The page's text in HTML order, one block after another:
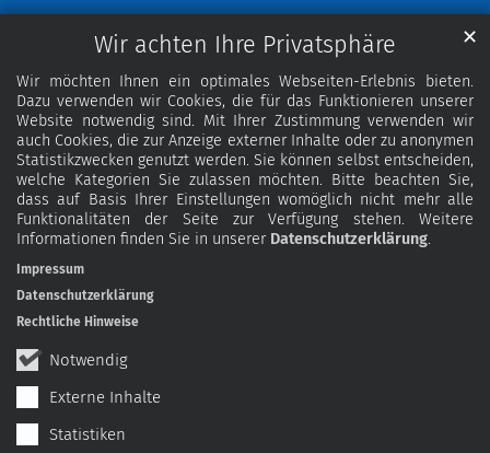
Wir achten Ihre Privatsphäre
Wir möchten Ihnen ein optimales Webseiten-Erlebnis bieten.
Dazu verwenden wir Cookies, die für das Funktionieren unserer
Website notwendig sind. Mit Ihrer Zustimmung verwenden wir
auch Cookies, die zur Anzeige externer Inhalte oder zu anonymen
Statistikzwecken genutzt werden. Sie können selbst entscheiden,
welche Kategorien Sie zulassen möchten. Bitte beachten Sie,
dass auf Basis Ihrer Einstellungen womöglich nicht mehr alle
Funktionalitäten der Seite zur Verfügung stehen. Weitere
Informationen finden Sie in unserer Datenschutzerklärung.
Notwendig
Externe Inhalte
Statistiken
✕
Impressum
Datenschutzerklärung
Rechtliche Hinweise